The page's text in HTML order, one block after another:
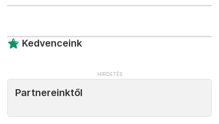
Kedvenceink
Partnereinktől